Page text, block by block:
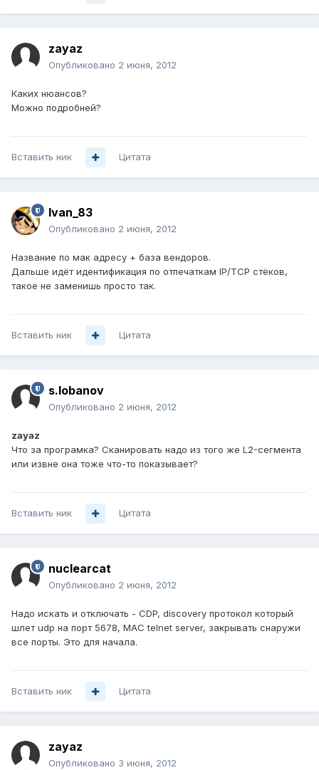
zayaz
Опубликовано 2 июня, 2012
Каких нюансов?
Можно подробней?
Вставить ник Цитата
Ivan_83
Опубликовано 2 июня, 2012
Название по мак адресу + база вендоров.
Дальше идёт идентификация по отпечаткам IP/TCP стёков,
такое не заменишь просто так.
Вставить ник Цитата
s.lobanov
Опубликовано 2 июня, 2012
zayaz
Что за програмка? Сканировать надо из того же L2-сегмента
или извне она тоже что-то показывает?
Вставить ник Цитата
nuclearcat
Опубликовано 2 июня, 2012
Надо искать и отключать - CDP, discovery протокол который
шлет udp на порт 5678, MAC telnet server, закрывать снаружи
все порты. Это для начала.
Вставить ник Цитата
zayaz
Опубликовано 3 июня, 2012